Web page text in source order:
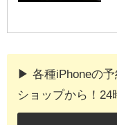
▶︎ 各種iPhoneの
ショップから！24